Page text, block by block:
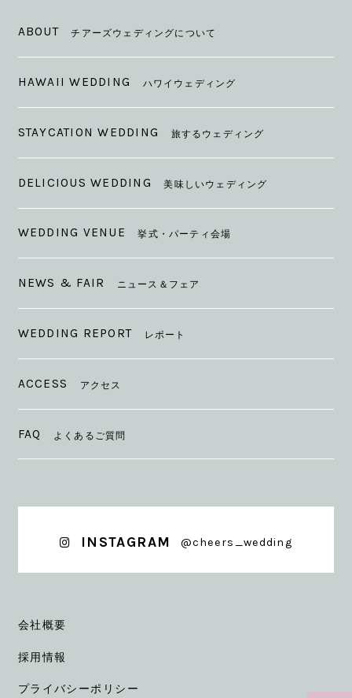
ABOUT チアーズウェディングについて
HAWAII WEDDING ハワイウェディング
STAYCATION WEDDING 旅するウェディング
DELICIOUS WEDDING 美味しいウェディング
WEDDING VENUE 挙式・パーティ会場
NEWS & FAIR ニュース＆フェア
WEDDING REPORT レポート
ACCESS アクセス
FAQ よくあるご質問
INSTAGRAM @cheers_wedding
会社概要
採用情報
プライバシーポリシー